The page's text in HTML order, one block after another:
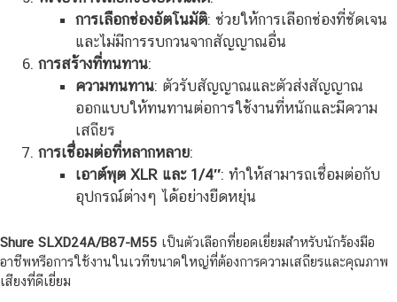
การเลือกช่องอัตโนมัติ: ช่วยให้การเลือกช่องที่ชัดเจน
และไม่มีการรบกวนจากสัญญาณอื่น
การสร้างที่ทนทาน:
ความทนทาน: ตัวรับสัญญาณและตัวส่งสัญญาณ
ออกแบบให้ทนทานต่อการใช้งานที่หนักและมีความ
เสถียร
การเชื่อมต่อที่หลากหลาย:
เอาต์พุต XLR และ 1/4″: ทำให้สามารถเชื่อมต่อกับ
อุปกรณ์ต่างๆ ได้อย่างยืดหยุ่น
Shure SLXD24A/B87-M55 เป็นตัวเลือกที่ยอดเยี่ยมสำหรับนักร้องมือ
อาชีพหรือการใช้งานในเวทีขนาดใหญ่ที่ต้องการความเสถียรและคุณภาพ
เสียงที่ดีเยี่ยม